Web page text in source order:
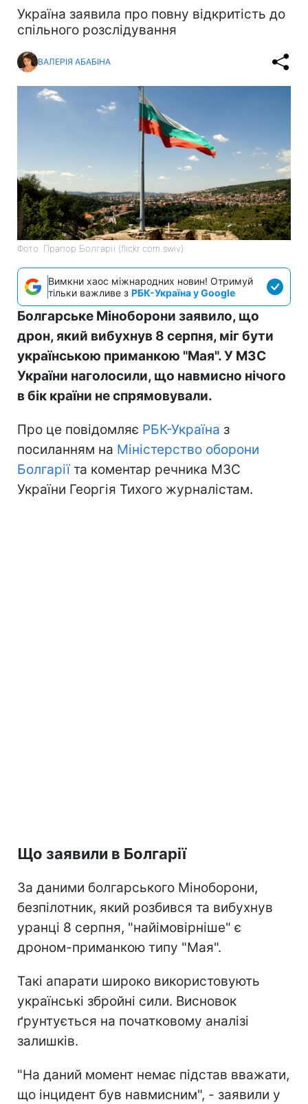
Україна заявила про повну відкритість до
спільного розслідування
ВАЛЕРІЯ АБАБІНА
Фото: Прапор Болгарії (flickr com swiv)
Вимкни хаос міжнародних новин! Отримуй
тільки важливе з РБК-Україна у Google
Болгарське Міноборони заявило, що
дрон, який вибухнув 8 серпня, міг бути
українською приманкою "Мая". У МЗС
України наголосили, що навмисно нічого
в бік країни не спрямовували.
Про це повідомляє РБК-Україна з
посиланням на Міністерство оборони
Болгаріїта коментар речника МЗС
України Георгія Тихого журналістам.
Що заявили в Болгарії
За даними болгарського Міноборони,
безпілотник, який розбився та вибухнув
уранці 8 серпня, "найімовірніше" є
дроном-приманкою типу "Мая".
Такі апарати широко використовують
українські збройні сили. Висновок
ґрунтується на початковому аналізі
залишків.
"На даний момент немає підстав вважати,
що інцидент був навмисним", - заявили у